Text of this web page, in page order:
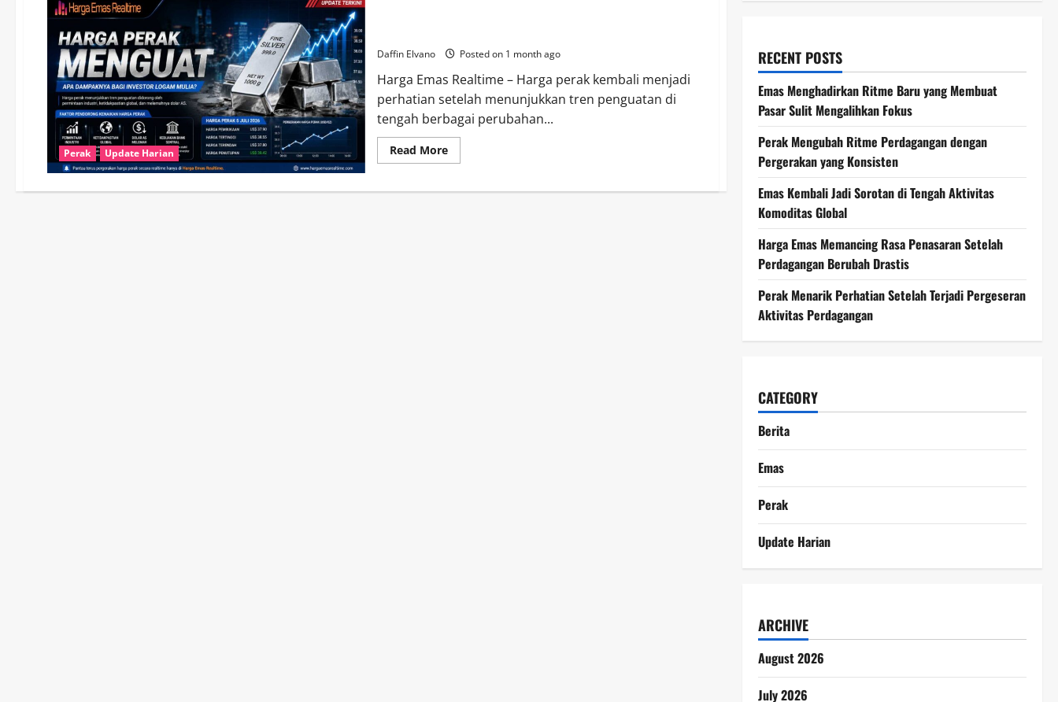
Perak Update Harian
Daffin Elvano Posted on 1 month ago
Harga Emas Realtime – Harga perak kembali menjadi
perhatian setelah menunjukkan tren penguatan di
tengah berbagai perubahan...
Read MoreRead
more
Perak
RECENT POSTS
Emas Menghadirkan Ritme Baru yang Membuat
Pasar Sulit Mengalihkan Fokus
Perak Mengubah Ritme Perdagangan dengan
Pergerakan yang Konsisten
Emas Kembali Jadi Sorotan di Tengah Aktivitas
Komoditas Global
Harga Emas Memancing Rasa Penasaran Setelah
Perdagangan Berubah Drastis
Perak Menarik Perhatian Setelah Terjadi Pergeseran
Aktivitas Perdagangan
CATEGORY
Berita
Emas
Perak
Update Harian
ARCHIVE
August 2026
July 2026